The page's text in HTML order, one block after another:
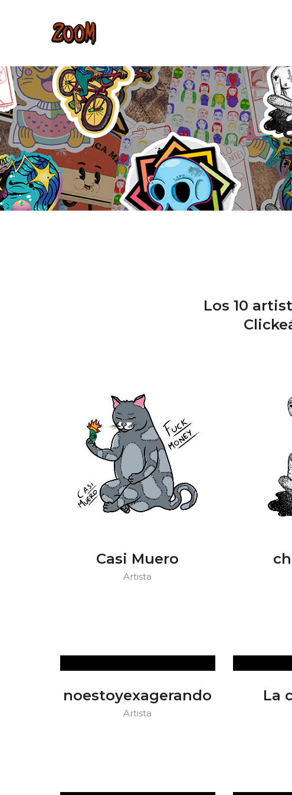
Los 10
Casi Muero
Artista
noestoyexagerando
Artista
La